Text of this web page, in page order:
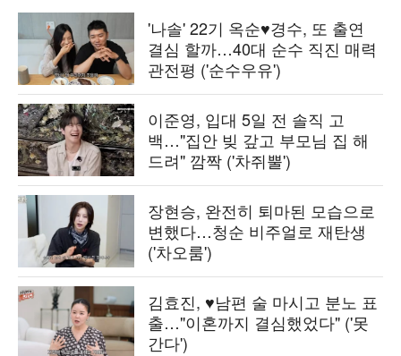
'나솔' 22기 옥순♥경수, 또 출연
결심 할까…40대 순수 직진 매력
관전평 ('순수우유')
이준영, 입대 5일 전 솔직 고
백…"집안 빚 갚고 부모님 집 해
드려" 깜짝 ('차쥐뿔')
장현승, 완전히 퇴마된 모습으로
변했다…청순 비주얼로 재탄생
('차오룸')
김효진, ♥남편 술 마시고 분노 표
출…"이혼까지 결심했었다" ('못
간다')